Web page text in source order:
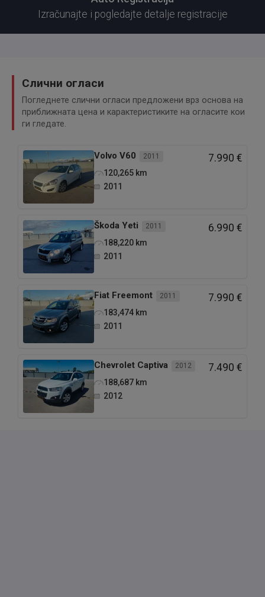
Izračunajte i pogledajte detalje registracije
Слични огласи
Погледнете слични огласи предложени врз основа на
приближната цена и карактеристиките на огласите кои
ги гледате.
Volvo V60 2011 7.990 €
120,265 km
2011
Škoda Yeti 2011 6.990 €
188,220 km
2011
Fiat Freemont 2011 7.990 €
183,474 km
2011
Chevrolet Captiva 2012 7.490 €
188,687 km
2012